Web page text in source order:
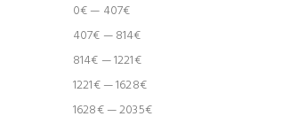
0€ — 407€
407€ — 814€
814€ — 1221€
1221€ — 1628€
1628€ — 2035€